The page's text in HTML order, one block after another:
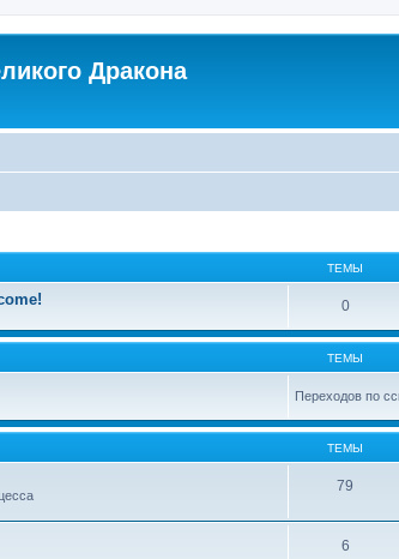
Дракона
ТЕМЫ
0
ТЕМЫ
Переходов по
ТЕМЫ
79
6